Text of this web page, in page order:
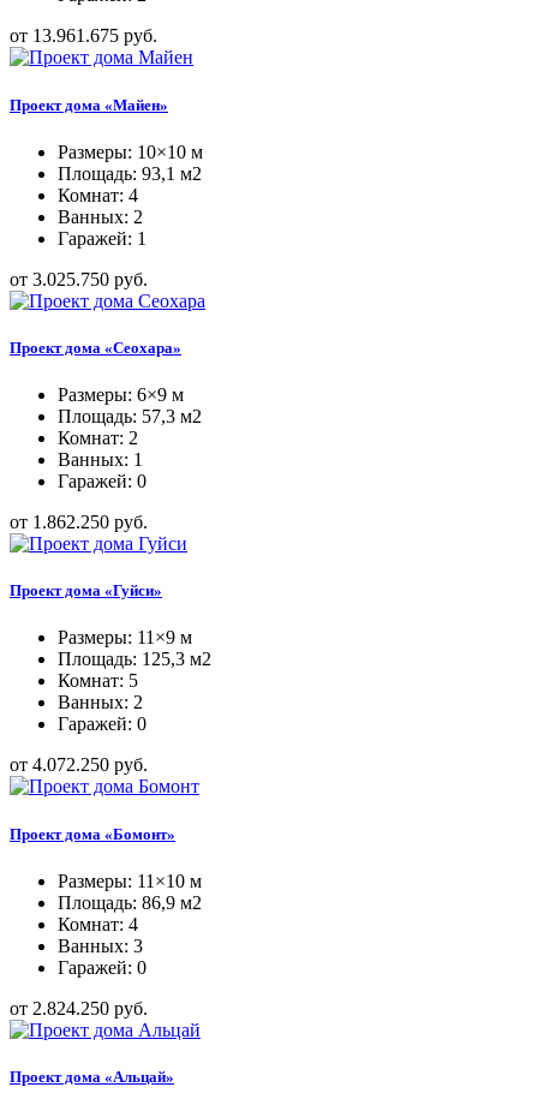
от 13.961.675 руб.
Проект дома «Майен»
Размеры: 10×10 м
Площадь: 93,1 м2
Комнат: 4
Ванных: 2
Гаражей: 1
от 3.025.750 руб.
Проект дома «Сеохара»
Размеры: 6×9 м
Площадь: 57,3 м2
Комнат: 2
Ванных: 1
Гаражей: 0
от 1.862.250 руб.
Проект дома «Гуйси»
Размеры: 11×9 м
Площадь: 125,3 м2
Комнат: 5
Ванных: 2
Гаражей: 0
от 4.072.250 руб.
Проект дома «Бомонт»
Размеры: 11×10 м
Площадь: 86,9 м2
Комнат: 4
Ванных: 3
Гаражей: 0
от 2.824.250 руб.
Проект дома «Альцай»